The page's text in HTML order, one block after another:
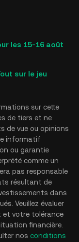
les 15-16 août
sur le jeu
sur cette
de tiers et ne
de vue ou opinions
informatif
ou garantie
comme un
pas responsable
résultant de
dans
Veuillez évaluer
et votre tolérance
financière.
nos conditions